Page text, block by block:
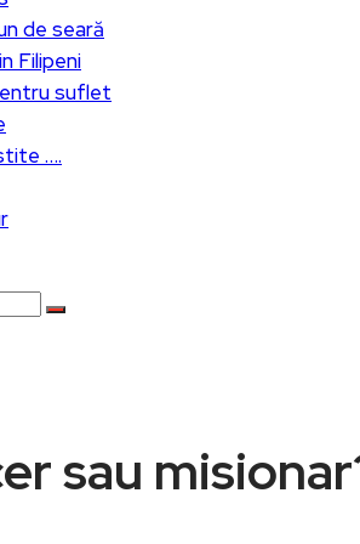
de seară
Filipeni
suflet
….
sau